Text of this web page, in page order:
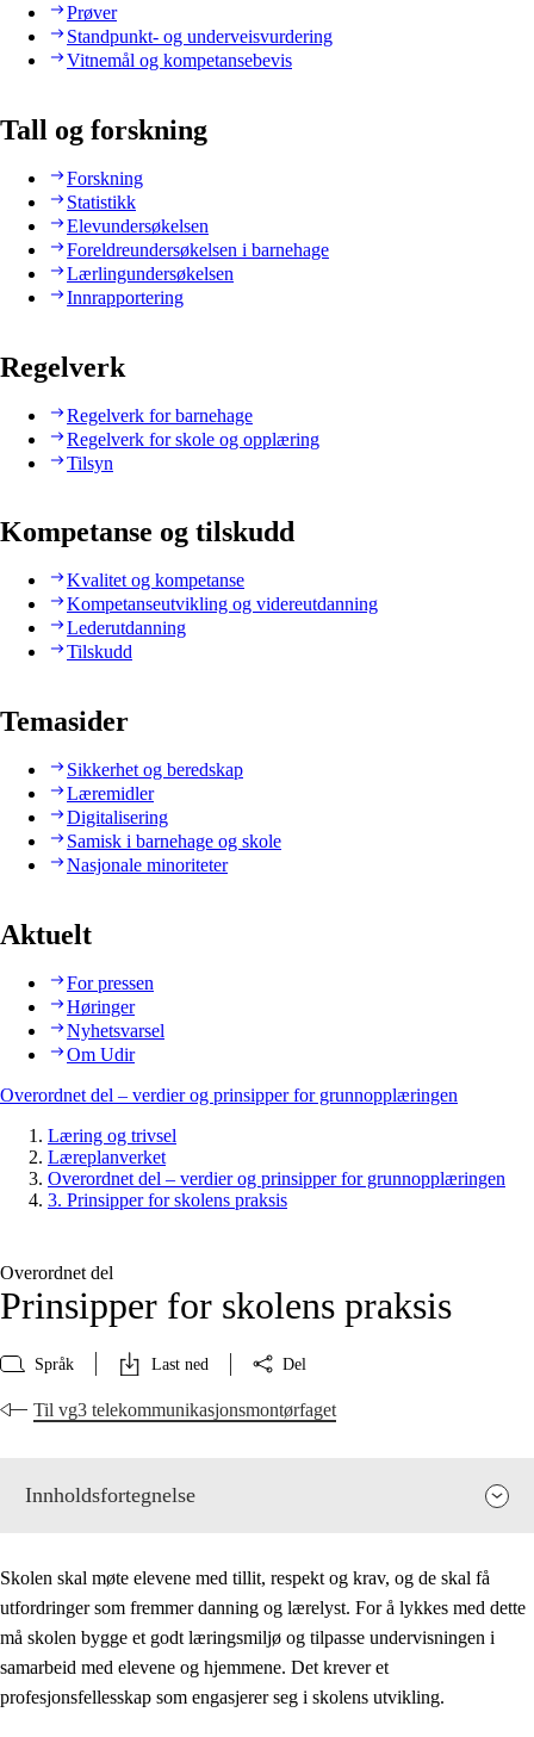
Prøver
Standpunkt- og underveisvurdering
Vitnemål og kompetansebevis
Tall og forskning
Forskning
Statistikk
Elevundersøkelsen
Foreldreundersøkelsen i barnehage
Lærlingundersøkelsen
Innrapportering
Regelverk
Regelverk for barnehage
Regelverk for skole og opplæring
Tilsyn
Kompetanse og tilskudd
Kvalitet og kompetanse
Kompetanseutvikling og videreutdanning
Lederutdanning
Tilskudd
Temasider
Sikkerhet og beredskap
Læremidler
Digitalisering
Samisk i barnehage og skole
Nasjonale minoriteter
Aktuelt
For pressen
Høringer
Nyhetsvarsel
Om Udir
Overordnet del – verdier og prinsipper for grunnopplæringen
Læring og trivsel
Læreplanverket
Overordnet del – verdier og prinsipper for grunnopplæringen
3. Prinsipper for skolens praksis
Overordnet del
Prinsipper for skolens praksis
Språk Last ned Del
Til vg3 telekommunikasjonsmontørfaget
Innholdsfortegnelse
Skolen skal møte elevene med tillit, respekt og krav, og de skal få
utfordringer som fremmer danning og lærelyst. For å lykkes med dette
må skolen bygge et godt læringsmiljø og tilpasse undervisningen i
samarbeid med elevene og hjemmene. Det krever et
profesjonsfellesskap som engasjerer seg i skolens utvikling.